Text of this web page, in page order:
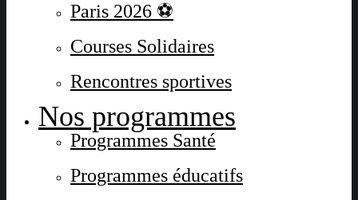
Paris 2026 ⚽
Courses Solidaires
Rencontres sportives
Nos programmes
Programmes Santé
Programmes éducatifs